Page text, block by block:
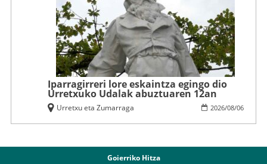
Iparragirreri lore eskaintza egingo dio
Urretxuko Udalak abuztuaren 12an
2026/08/06
Urretxu eta Zumarraga
Goierriko Hitza